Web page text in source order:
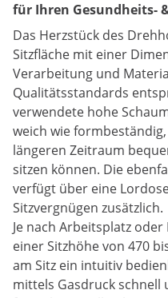
für Ihren Gesundheits-
Das Herzstück des
Sitzfläche mit einer
Verarbeitung und
Qualitätsstandards
verwendete hohe
weich wie
längeren Zeitraum
sitzen können. Die
verfügt über eine
Sitzvergnügen zusätzlich.
Je nach Arbeitsplatz
einer Sitzhöhe von 470
am Sitz ein intuitiv
mittels Gasdruck schnell